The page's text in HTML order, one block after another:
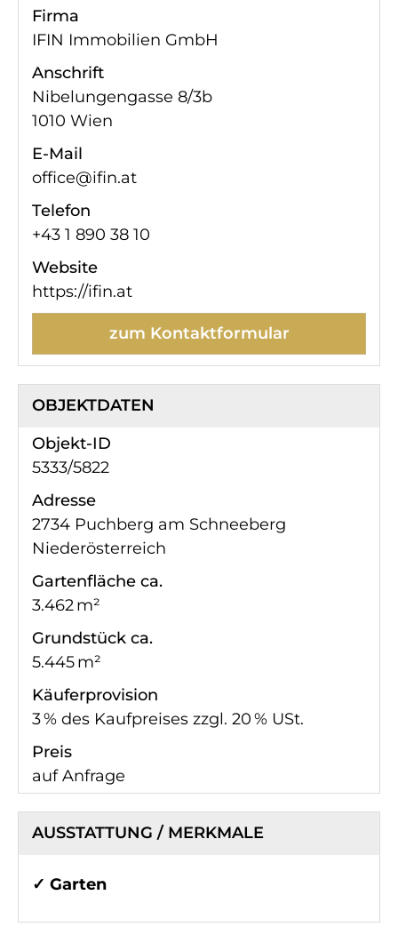
Firma
IFIN Immobilien GmbH
Anschrift
Nibelungengasse 8/3b
1010 Wien
E-Mail
office@ifin.at
Telefon
+43 1 890 38 10
Website
https://ifin.at
zum Kontaktformular
OBJEKTDATEN
Objekt-ID
5333/5822
Adresse
2734 Puchberg am Schneeberg
Niederösterreich
Gartenfläche ca.
3.462 m²
Grund­stück ca.
5.445 m²
Käufer­provision
3 % des Kaufpreises zzgl. 20 % USt.
Preis
auf Anfrage
AUSSTATTUNG / MERKMALE
✓ Garten